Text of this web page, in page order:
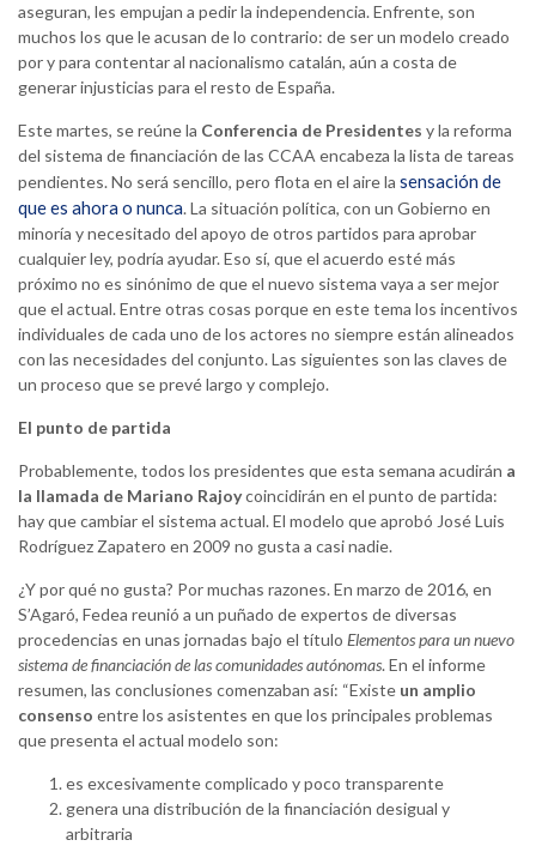
aseguran, les empujan a pedir la independencia. Enfrente, son
muchos los que le acusan de lo contrario: de ser un modelo creado
por y para contentar al nacionalismo catalán, aún a costa de
generar injusticias para el resto de España.
Este martes, se reúne la Conferencia de Presidentes y la reforma
del sistema de financiación de las CCAA encabeza la lista de tareas
pendientes. No será sencillo, pero flota en el aire la sensación de
que es ahora o nunca. La situación política, con un Gobierno en
minoría y necesitado del apoyo de otros partidos para aprobar
cualquier ley, podría ayudar. Eso sí, que el acuerdo esté más
próximo no es sinónimo de que el nuevo sistema vaya a ser mejor
que el actual. Entre otras cosas porque en este tema los incentivos
individuales de cada uno de los actores no siempre están alineados
con las necesidades del conjunto. Las siguientes son las claves de
un proceso que se prevé largo y complejo.
El punto de partida
Probablemente, todos los presidentes que esta semana acudirán a
la llamada de Mariano Rajoycoincidirán en el punto de partida:
hay que cambiar el sistema actual. El modelo que aprobó José Luis
Rodríguez Zapatero en 2009 no gusta a casi nadie.
¿Y por qué no gusta? Por muchas razones. En marzo de 2016, en
S’Agaró, Fedea reunió a un puñado de expertos de diversas
procedencias en unas jornadas bajo el título Elementos para un nuevo
sistema de financiación de las comunidades autónomas. En el informe
resumen, las conclusiones comenzaban así: “Existe un amplio
consenso entre los asistentes en que los principales problemas
que presenta el actual modelo son:
es excesivamente complicado y poco transparente
genera una distribución de la financiación desigual y
arbitraria